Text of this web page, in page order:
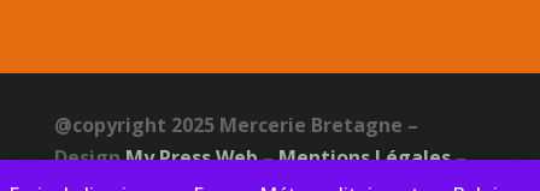
@copyright 2025 Mercerie Bretagne –
DesignMy Press Web–Mentions Légales–